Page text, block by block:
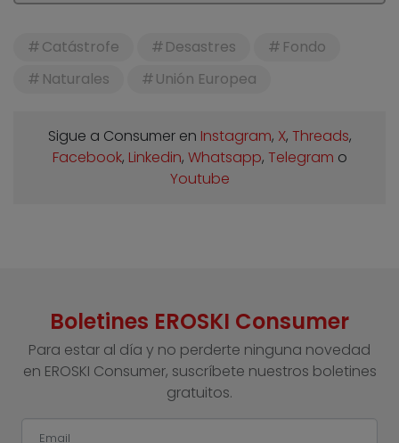
Catástrofe Desastres
Fondo
Naturales
Unión Europea
Sigue a Consumer en Instagram, X, Threads,
Facebook, Linkedin, Whatsapp, Telegram o
Youtube
Boletines EROSKI Consumer
Para estar al día y no perderte ninguna novedad
en EROSKI Consumer, suscríbete nuestros boletines
gratuitos.